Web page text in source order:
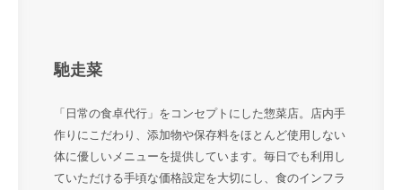
馳走菜
「日常の食卓代行」をコンセプトにした惣菜店。店内手
作りにこだわり、添加物や保存料をほとんど使用しない
体に優しいメニューを提供しています。毎日でも利用し
ていただける手頃な価格設定を大切にし、食のインフラ